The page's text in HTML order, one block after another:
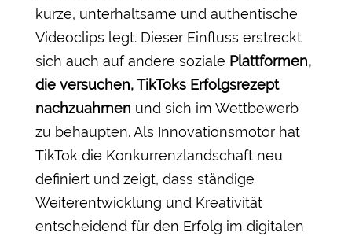
kurze, unterhaltsame und authentische
Videoclips legt. Dieser Einfluss erstreckt
sich auch auf andere soziale Plattformen,
die versuchen, TikToks Erfolgsrezept
nachzuahmen und sich im Wettbewerb
zu behaupten. Als Innovationsmotor hat
TikTok die Konkurrenzlandschaft neu
definiert und zeigt, dass ständige
Weiterentwicklung und Kreativität
entscheidend für den Erfolg im digitalen